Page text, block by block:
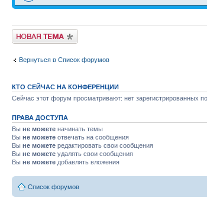
Новая тема
Вернуться в Список форумов
КТО СЕЙЧАС НА КОНФЕРЕНЦИИ
Сейчас этот форум просматривают: нет зарегистрированных
ПРАВА ДОСТУПА
Вы не можете начинать темы
Вы не можете отвечать на сообщения
Вы не можете редактировать свои сообщения
Вы не можете удалять свои сообщения
Вы не можете добавлять вложения
Список форумов